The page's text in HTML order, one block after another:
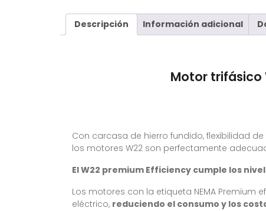
Descripción Información adicional
Motor trifásico
Con carcasa de hierro fundido, flexibilidad
los motores W22 son perfectamente
El W22 premium Efficiency cumple los
Los motores con la etiqueta NEMA
eléctrico, reduciendo el consumo y los